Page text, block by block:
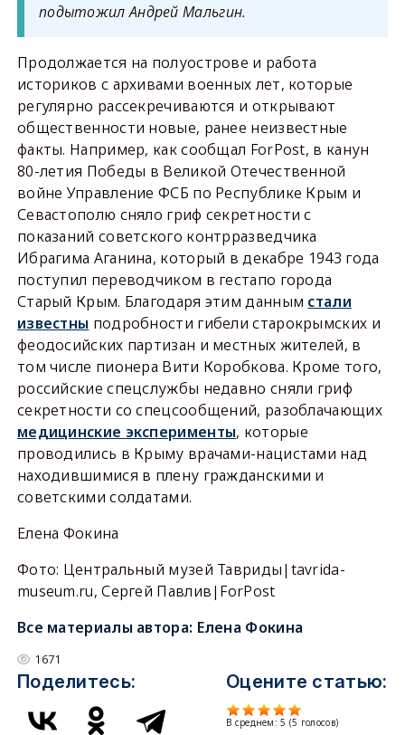
подытожил Андрей Мальгин.
Продолжается на полуострове и работа
историков с архивами военных лет, которые
регулярно рассекречиваются и открывают
общественности новые, ранее неизвестные
факты. Например, как сообщал ForPost, в канун
80-летия Победы в Великой Отечественной
войне Управление ФСБ по Республике Крым и
Севастополю сняло гриф секретности с
показаний советского контрразведчика
Ибрагима Аганина, который в декабре 1943 года
поступил переводчиком в гестапо города
Старый Крым. Благодаря этим данным стали
известны подробности гибели старокрымских и
феодосийских партизан и местных жителей, в
том числе пионера Вити Коробкова. Кроме того,
российские спецслужбы недавно сняли гриф
секретности со спецсообщений, разоблачающих
медицинские эксперименты, которые
проводились в Крыму врачами-нацистами над
находившимися в плену гражданскими и
советскими солдатами.
Елена Фокина
Фото: Центральный музей Тавриды|tavrida-
museum.ru, Сергей Павлив|ForPost
Все материалы автора: Елена Фокина
1671
Поделитесь: Оцените статью:
В среднем:5 (5 голосов)